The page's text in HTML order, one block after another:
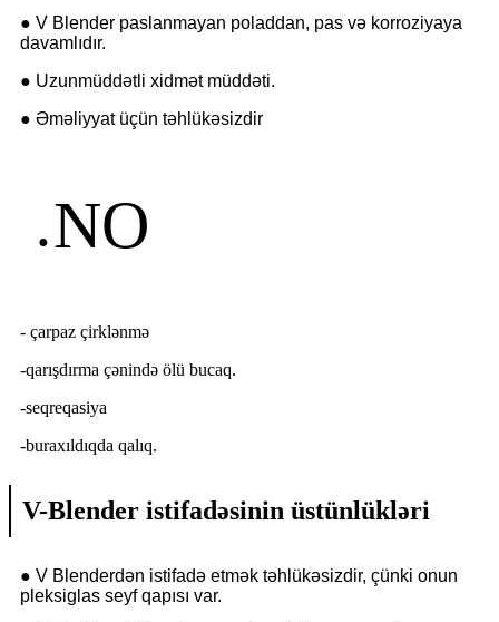
● V Blender paslanmayan poladdan, pas və korroziyaya
davamlıdır.
● Uzunmüddətli xidmət müddəti.
● Əməliyyat üçün təhlükəsizdir
● NO
- çarpaz çirklənmə
-qarışdırma çənində ölü bucaq.
-seqreqasiya
-buraxıldıqda qalıq.
V-Blender istifadəsinin üstünlükləri
● V Blenderdən istifadə etmək təhlükəsizdir, çünki onun
pleksiglas seyf qapısı var.